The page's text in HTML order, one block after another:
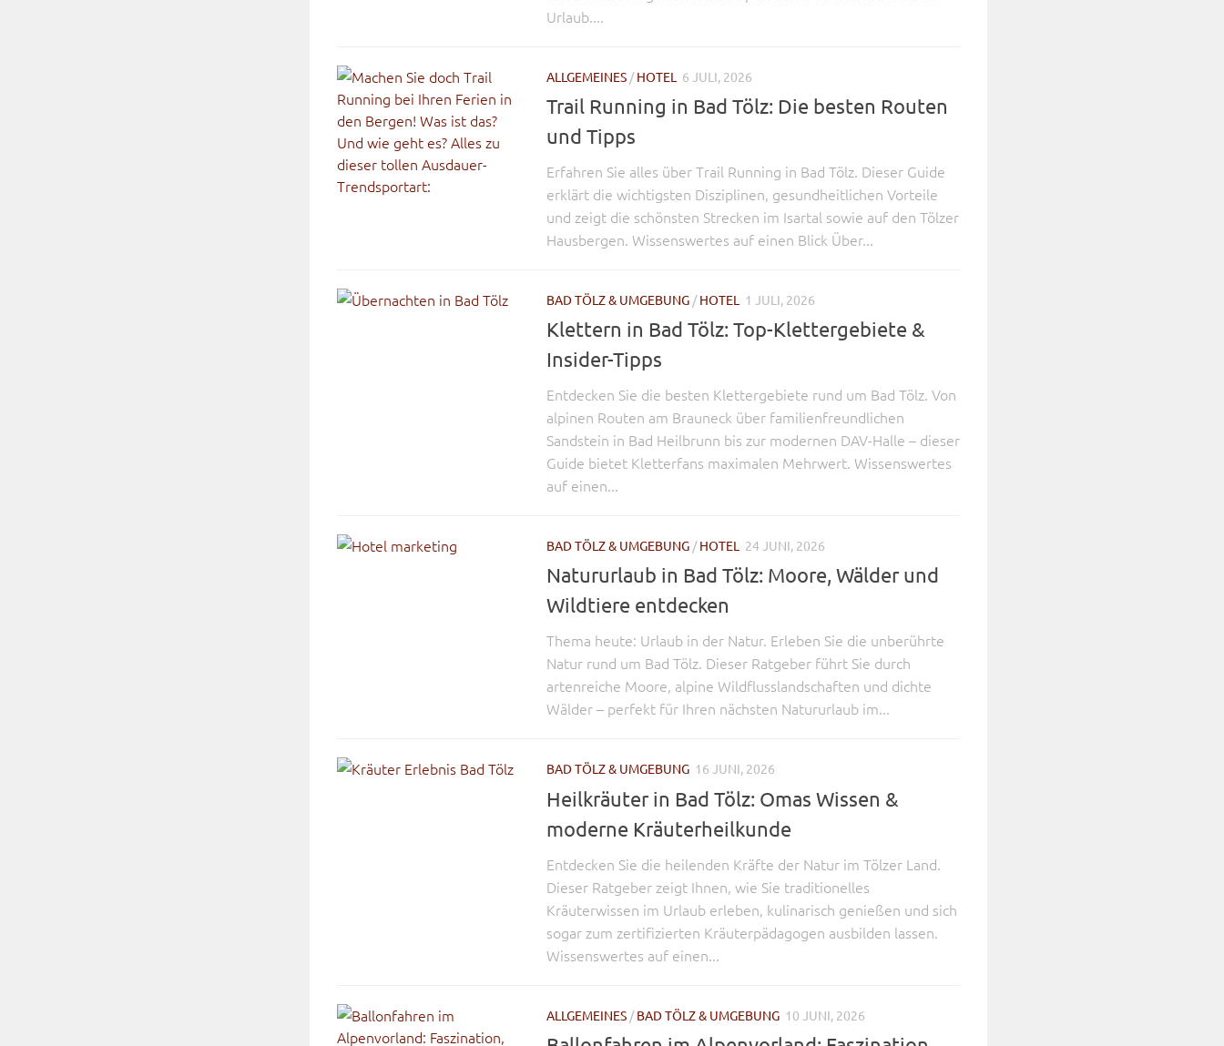
Urlaub....
ALLGEMEINES /HOTEL 6 JULI, 2026
Trail Running in Bad Tölz: Die besten Routen
und Tipps
Erfahren Sie alles über Trail Running in Bad Tölz. Dieser Guide
erklärt die wichtigsten Disziplinen, gesundheitlichen Vorteile
und zeigt die schönsten Strecken im Isartal sowie auf den Tölzer
Hausbergen. Wissenswertes auf einen Blick Über...
BAD TÖLZ & UMGEBUNG /HOTEL 1 JULI, 2026
Klettern in Bad Tölz: Top-Klettergebiete &
Insider-Tipps
Entdecken Sie die besten Klettergebiete rund um Bad Tölz. Von
alpinen Routen am Brauneck über familienfreundlichen
Sandstein in Bad Heilbrunn bis zur modernen DAV-Halle – dieser
Guide bietet Kletterfans maximalen Mehrwert. Wissenswertes
auf einen...
BAD TÖLZ & UMGEBUNG /HOTEL 24 JUNI, 2026
Natururlaub in Bad Tölz: Moore, Wälder und
Wildtiere entdecken
Thema heute: Urlaub in der Natur. Erleben Sie die unberührte
Natur rund um Bad Tölz. Dieser Ratgeber führt Sie durch
artenreiche Moore, alpine Wildflusslandschaften und dichte
Wälder – perfekt für Ihren nächsten Natururlaub im...
BAD TÖLZ & UMGEBUNG 16 JUNI, 2026
Heilkräuter in Bad Tölz: Omas Wissen &
moderne Kräuterheilkunde
Entdecken Sie die heilenden Kräfte der Natur im Tölzer Land.
Dieser Ratgeber zeigt Ihnen, wie Sie traditionelles
Kräuterwissen im Urlaub erleben, kulinarisch genießen und sich
sogar zum zertifizierten Kräuterpädagogen ausbilden lassen.
Wissenswertes auf einen...
ALLGEMEINES /BAD TÖLZ & UMGEBUNG 10 JUNI, 2026